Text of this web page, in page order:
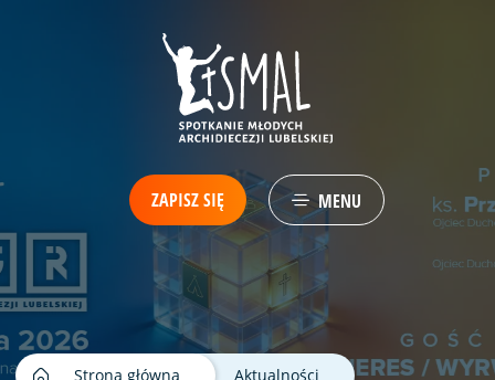
ZAPISZ SIĘ MENU
Strona główna Aktualności